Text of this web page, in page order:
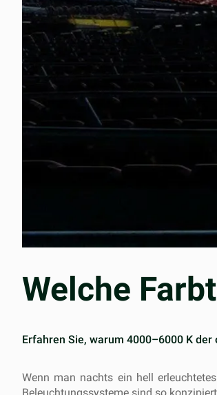
Welche
Erfahren Sie, warum 4000–6000 K
Wenn man nachts ein hell